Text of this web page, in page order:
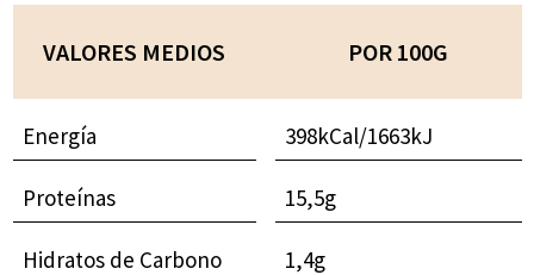
VALORES MEDIOS POR 100G
Energía 398kCal/1663kJ
Proteínas 15,5g
Hidratos de Carbono 1,4g